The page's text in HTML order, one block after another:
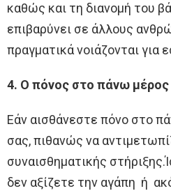
καθώς και τη διανομή του
επιβαρύνει σε άλλους
πραγματικά νοιάζονται για
4. Ο πόνος στο πάνω μέρος
Εάν αισθάνεστε πόνο στο
σας, πιθανώς να
συναισθηματικής
δεν αξίζετε την αγάπη ή